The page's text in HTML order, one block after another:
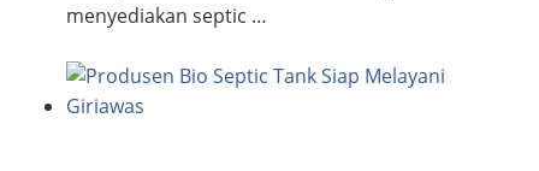
menyediakan septic …